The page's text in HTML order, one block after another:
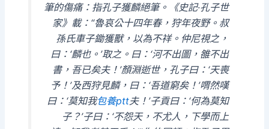
筆的傷痛：指孔子獲麟絕筆。《史記·孔子世
家》載：“魯哀公十四年春，狩年夜野。叔
孫氏車子鋤獲獸，以為不祥。仲尼視之，
曰：‘麟也。’取之。曰：‘河不出圖，雒不出
書，吾已矣夫！’顏淵逝世，孔子曰：‘天喪
予！’及西狩見麟，曰：‘吾道窮矣！’喟然嘆
曰：‘莫知我包養ptt夫！’子貢曰：‘何為莫知
子？’子曰：‘不怨天，不尤人，下學而上